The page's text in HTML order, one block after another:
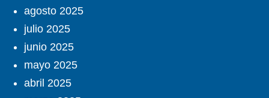
agosto 2025
julio 2025
junio 2025
mayo 2025
abril 2025